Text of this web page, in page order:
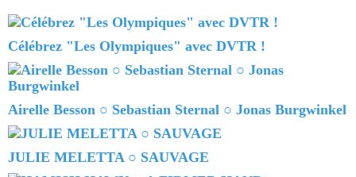
Célébrez "Les Olympiques" avec DVTR !
Airelle Besson ○ Sebastian Sternal ○ Jonas Burgwinkel
JULIE MELETTA ○ SAUVAGE